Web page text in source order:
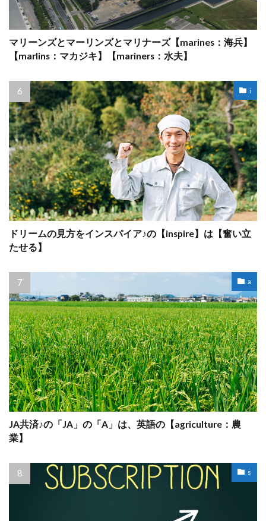
マリーンズとマーリンズとマリナーズ【marines：海兵】
【marlins：マカジキ】【mariners：水夫】
i
ドリームの見方をインスパイア♪の【inspire】は【奮い立
たせる】
a
JA共済♪の「JA」の「A」は、英語の【agriculture：農
業】
s